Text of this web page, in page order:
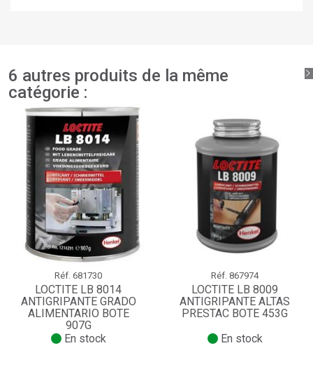
6 autres produits de la même
catégorie :
Réf. 681730
LOCTITE LB 8014
ANTIGRIPANTE GRADO
ALIMENTARIO BOTE
907G
En stock
Réf. 867974
LOCTITE LB 8009
ANTIGRIPANTE ALTAS
PRESTAC BOTE 453G
En stock